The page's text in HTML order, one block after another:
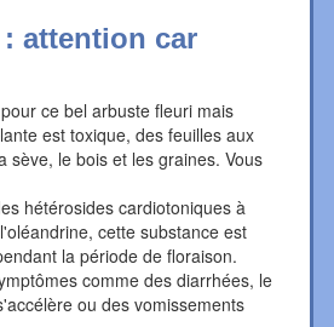
attention car
ce bel arbuste fleuri mais
est toxique, des feuilles aux
sève, le bois et les graines. Vous
hétérosides cardiotoniques à
cette substance est
la période de floraison.
comme des diarrhées, le
ou des vomissements